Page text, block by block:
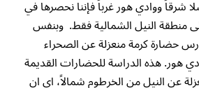
شرقاً ووادي هور غرباً فإننا نحصرها في
منطقة النيل الشمالية فقط. وبنفس
حضارة كرمة منعزلة عن الصحراء
هور. هذه الدراسة للحضارات القديمة
عن النيل من الخرطوم شمالاً، اي ان